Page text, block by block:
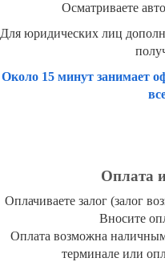
Осматриваете
Для юридических лиц
Около 15 минут занимает
Оплата
Оплачиваете залог (залог
Вносите
Оплата возможна
терминале или